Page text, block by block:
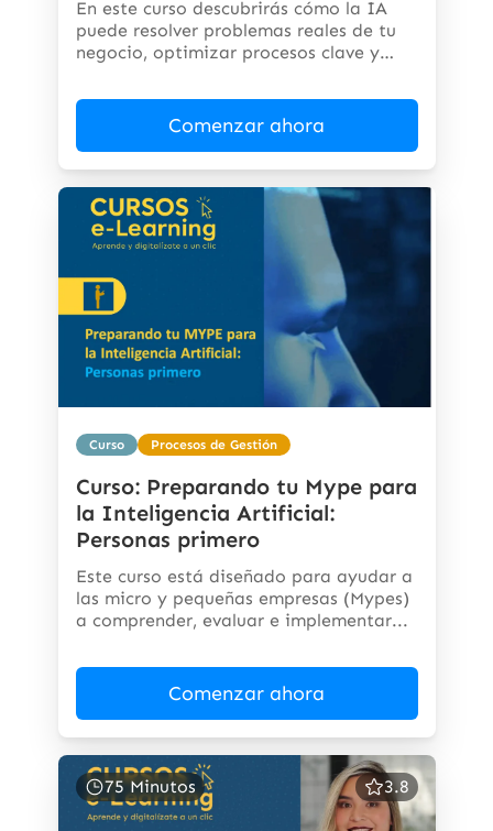
En este curso descubrirás cómo la IA
puede resolver problemas reales de tu
negocio, optimizar procesos clave y
Comenzar ahora
Curso Procesos de Gestión
Curso: Preparando tu Mype para
la Inteligencia Artificial:
Personas primero
Este curso está diseñado para ayudar a
las micro y pequeñas empresas (Mypes)
a comprender, evaluar e implementar...
Comenzar ahora
75 Minutos 3.8